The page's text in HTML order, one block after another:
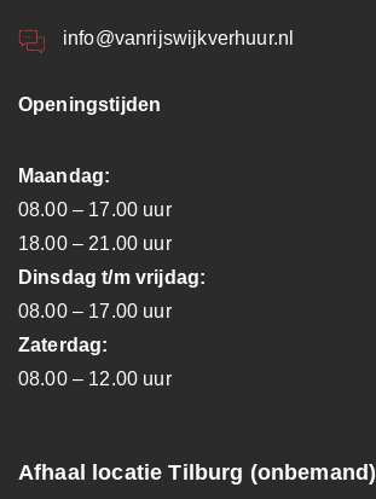
info@vanrijswijkverhuur.nl
Openingstijden
Maandag:
08.00 – 17.00 uur
18.00 – 21.00 uur
Dinsdag t/m vrijdag:
08.00 – 17.00 uur
Zaterdag:
08.00 – 12.00 uur
Afhaal locatie Tilburg (onbemand)